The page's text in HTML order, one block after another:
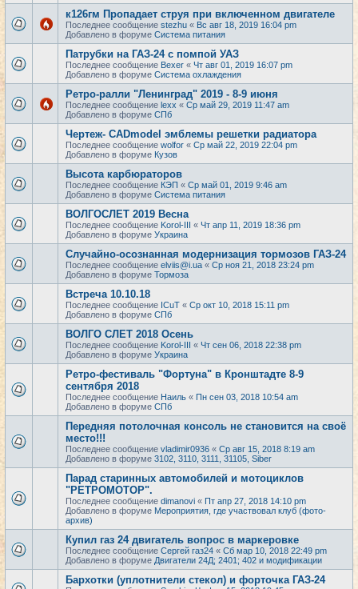
к126гм Пропадает струя при включенном двигателе
Последнее сообщение stezhu « Вс авг 18, 2019 16:04 pm
Добавлено в форуме Система питания
Патрубки на ГАЗ-24 с помпой УАЗ
Последнее сообщение Bexer « Чт авг 01, 2019 16:07 pm
Добавлено в форуме Система охлаждения
Ретро-ралли "Ленинград" 2019 - 8-9 июня
Последнее сообщение lexx « Ср май 29, 2019 11:47 am
Добавлено в форуме СПб
Чертеж- CADmodel эмблемы решетки радиатора
Последнее сообщение wolfor « Ср май 22, 2019 22:04 pm
Добавлено в форуме Кузов
Высота карбюраторов
Последнее сообщение КЭП « Ср май 01, 2019 9:46 am
Добавлено в форуме Система питания
ВОЛГОСЛЕТ 2019 Весна
Последнее сообщение Korol-III « Чт апр 11, 2019 18:36 pm
Добавлено в форуме Украина
Случайно-осознанная модернизация тормозов ГАЗ-24
Последнее сообщение elviis@i.ua « Ср ноя 21, 2018 23:24 pm
Добавлено в форуме Тормоза
Встреча 10.10.18
Последнее сообщение ICuT « Ср окт 10, 2018 15:11 pm
Добавлено в форуме СПб
ВОЛГО СЛЕТ 2018 Осень
Последнее сообщение Korol-III « Чт сен 06, 2018 22:38 pm
Добавлено в форуме Украина
Ретро-фестиваль "Фортуна" в Кронштадте 8-9
сентября 2018
Последнее сообщение Наиль « Пн сен 03, 2018 10:54 am
Добавлено в форуме СПб
Передняя потолочная консоль не становится на своё
место!!!
Последнее сообщение vladimir0936 « Ср авг 15, 2018 8:19 am
Добавлено в форуме 3102, 3110, 3111, 31105, Siber
Парад старинных автомобилей и мотоциклов
"РЕТРОМОТОР".
Последнее сообщение dimanovi « Пт апр 27, 2018 14:10 pm
Добавлено в форуме Мероприятия, где участвовал клуб (фото-
архив)
Купил газ 24 двигатель вопрос в маркеровке
Последнее сообщение Сергей газ24 « Сб мар 10, 2018 22:49 pm
Добавлено в форуме Двигатели 24Д; 2401; 402 и модификации
Бархотки (уплотнители стекол) и форточка ГАЗ-24